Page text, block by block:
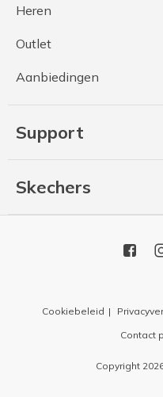
Heren
Outlet
Aanbiedingen
Support
Skechers
Cookiebeleid
Contact
Copyright